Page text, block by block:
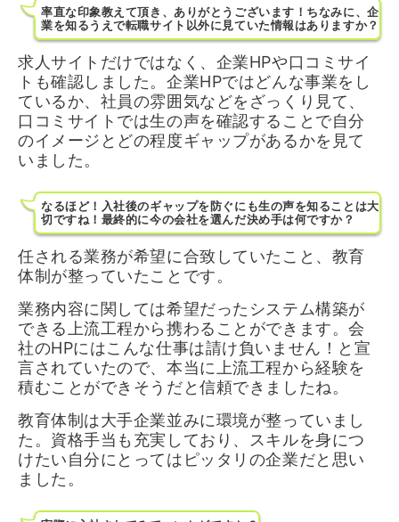
率直な印象教えて頂き、ありがとうございます！ちなみに、企
業を知るうえで転職サイト以外に見ていた情報はありますか？
求人サイトだけではなく、企業HPや口コミサイ
トも確認しました。企業HPではどんな事業をし
ているか、社員の雰囲気などをざっくり見て、
口コミサイトでは生の声を確認することで自分
のイメージとどの程度ギャップがあるかを見て
いました。
なるほど！入社後のギャップを防ぐにも生の声を知ることは大
切ですね！最終的に今の会社を選んだ決め手は何ですか？
任される業務が希望に合致していたこと、教育
体制が整っていたことです。
業務内容に関しては希望だったシステム構築が
できる上流工程から携わることができます。会
社のHPにはこんな仕事は請け負いません！と宣
言されていたので、本当に上流工程から経験を
積むことができそうだと信頼できましたね。
教育体制は大手企業並みに環境が整っていまし
た。資格手当も充実しており、スキルを身につ
けたい自分にとってはピッタリの企業だと思い
ました。